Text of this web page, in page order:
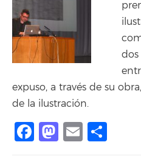
expuso, a través de su
de la ilustración.
Facebook
Mastodon
Email